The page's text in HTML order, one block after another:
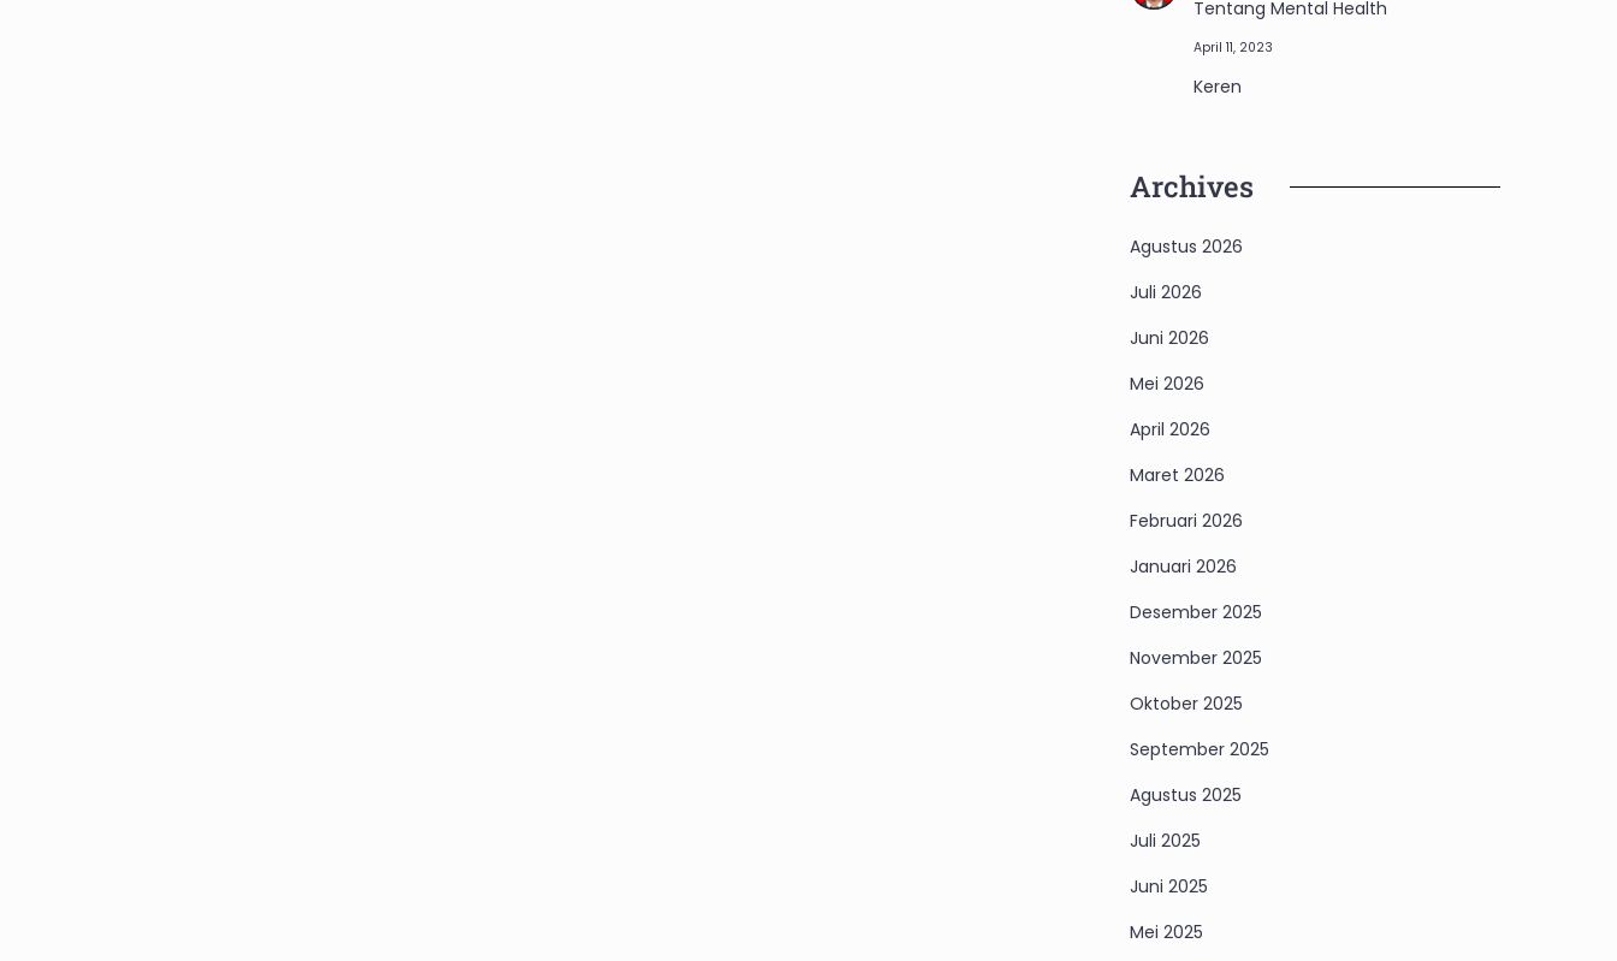
Tentang Mental Health
April 11, 2023
Keren
Archives
Agustus 2026
Juli 2026
Juni 2026
Mei 2026
April 2026
Maret 2026
Februari 2026
Januari 2026
Desember 2025
November 2025
Oktober 2025
September 2025
Agustus 2025
Juli 2025
Juni 2025
Mei 2025